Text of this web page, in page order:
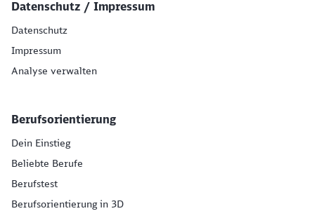
Datenschutz / Impressum
Datenschutz
Impressum
Analyse verwalten
Berufsorientierung
Dein Einstieg
Beliebte Berufe
Berufstest
Berufsorientierung in 3D